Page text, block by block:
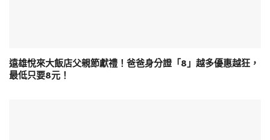
遠雄悅來大飯店父親節獻禮！爸爸身分證「8」越多優惠越狂，
最低只要8元！